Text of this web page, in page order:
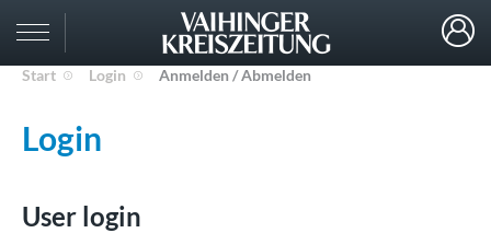
Start Login Anmelden / Abmelden
Login
User login